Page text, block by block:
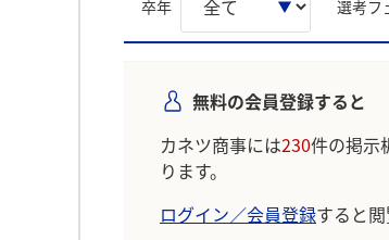
卒年 選考フ
無料の会員登録すると
カネツ商事には230件の掲示
ります。
ログイン／会員登録すると閲